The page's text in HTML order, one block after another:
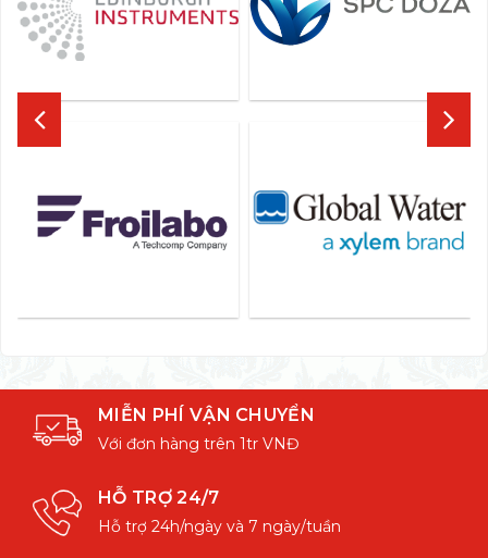
MIỄN PHÍ VẬN CHUYỂN
Với đơn hàng trên 1tr VNĐ
HỖ TRỢ 24/7
Hỗ trợ 24h/ngày và 7 ngày/tuần